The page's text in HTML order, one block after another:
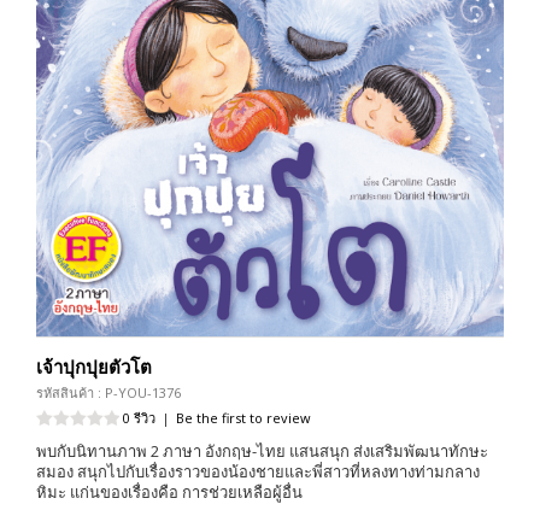
เจ้าปุกปุยตัวโต
รหัสสินค้า : P-YOU-1376
0 รีวิว | Be the first to review
พบกับนิทานภาพ 2 ภาษา อังกฤษ-ไทย แสนสนุก ส่งเสริมพัฒนาทักษะ
สมอง สนุกไปกับเรื่องราวของน้องชายและพี่สาวที่หลงทางท่ามกลาง
หิมะ แก่นของเรื่องคือ การช่วยเหลือผู้อื่น